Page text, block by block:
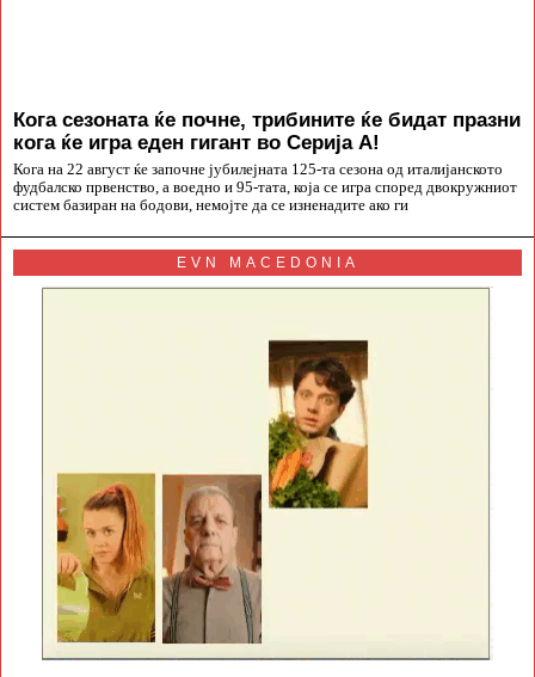
Кога сезоната ќе почне, трибините ќе бидат празни
кога ќе игра еден гигант во Серија А!
Кога на 22 август ќе започне јубилејната 125-та сезона од италијанското
фудбалско првенство, а воедно и 95-тата, која се игра според двокружниот
систем базиран на бодови, немојте да се изненадите ако ги
EVN MACEDONIA